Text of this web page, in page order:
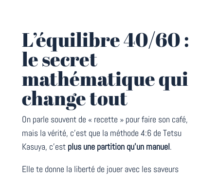
L’équilibre 40/60 :
le secret
mathématique qui
change tout
On parle souvent de « recette » pour faire son café,
mais la vérité, c’est que la méthode 4:6 de Tetsu
Kasuya, c’est plus une partition qu’un manuel.
Elle te donne la liberté de jouer avec les saveurs